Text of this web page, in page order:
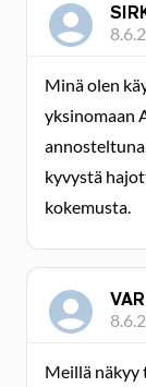
Minä olen
yksinomaan
kyvystä
kokemusta.
Meillä näkyy